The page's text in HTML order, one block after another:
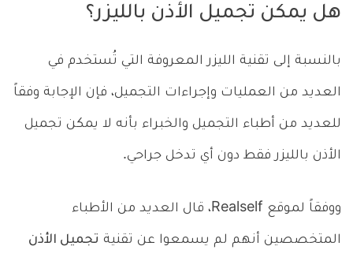
هل يمكن تجميل الأذن بالليزر؟
بالنسبة إلى تقنية الليزر المعروفة التي تُستخدم في
العديد من العمليات وإجراءات التجميل، فإن الإجابة وفقاً
للعديد من أطباء التجميل والخبراء بأنه لا يمكن تجميل
الأذن بالليزر فقط دون أي تدخل جراحي.
ووفقاً لموقع Realself، قال العديد من الأطباء
المتخصصين أنهم لم يسمعوا عن تقنية تجميل الأذن